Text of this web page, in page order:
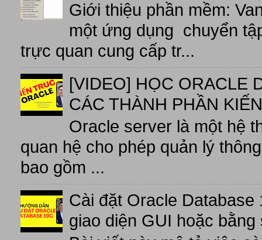
Giới thiệu phần mềm:
một ứng dụng chuyển
trực quan cung cấp tr...
[VIDEO] HỌC ORACLE
CÁC THÀNH PHẦN
Oracle server là một hệ
quan hệ cho phép quản lý
bao gồm ...
Cài đặt Oracle
giao diện GUI hoặc bằng